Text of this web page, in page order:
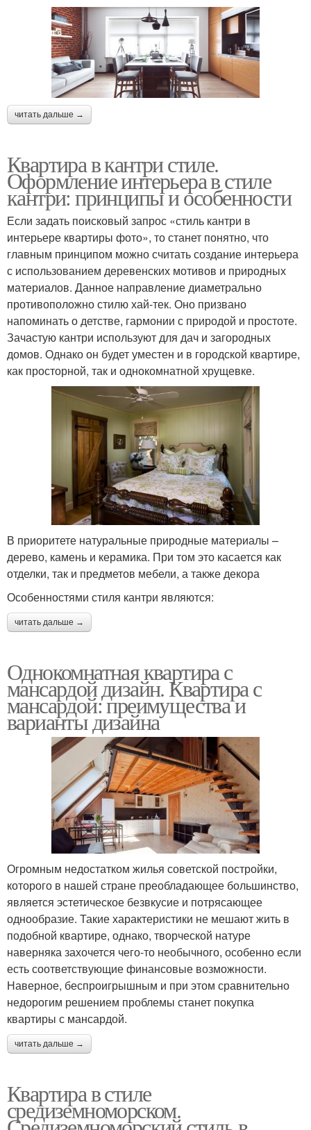
читать дальше →
Квартира в кантри стиле.
Оформление интерьера в стиле
кантри: принципы и особенности
Если задать поисковый запрос «стиль кантри в
интерьере квартиры фото», то станет понятно, что
главным принципом можно считать создание интерьера
с использованием деревенских мотивов и природных
материалов. Данное направление диаметрально
противоположно стилю хай-тек. Оно призвано
напоминать о детстве, гармонии с природой и простоте.
Зачастую кантри используют для дач и загородных
домов. Однако он будет уместен и в городской квартире,
как просторной, так и однокомнатной хрущевке.
В приоритете натуральные природные материалы –
дерево, камень и керамика. При том это касается как
отделки, так и предметов мебели, а также декора
Особенностями стиля кантри являются:
читать дальше →
Однокомнатная квартира с
мансардой дизайн. Квартира с
мансардой: преимущества и
варианты дизайна
Огромным недостатком жилья советской постройки,
которого в нашей стране преобладающее большинство,
является эстетическое безвкусие и потрясающее
однообразие. Такие характеристики не мешают жить в
подобной квартире, однако, творческой натуре
наверняка захочется чего-то необычного, особенно если
есть соответствующие финансовые возможности.
Наверное, беспроигрышным и при этом сравнительно
недорогим решением проблемы станет покупка
квартиры с мансардой.
читать дальше →
Квартира в стиле
средиземноморском.